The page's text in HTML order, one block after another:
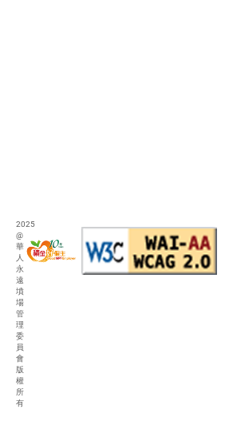
2025
@
華
人
永
遠
墳
場
管
理
委
員
會
版
權
所
有